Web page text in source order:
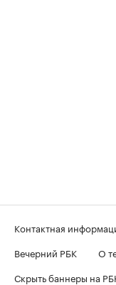
Контактная
Вечерний РБК
О
Скрыть баннеры на